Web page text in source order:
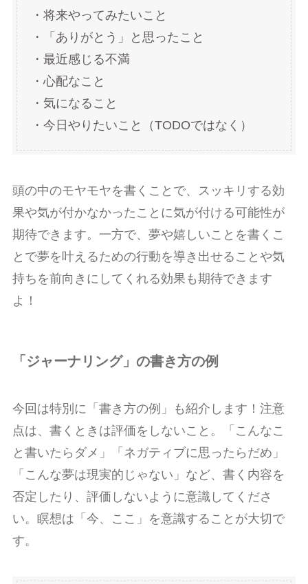
・将来やってみたいこと
・「ありがとう」と思ったこと
・最近感じる不満
・心配なこと
・気になること
・今日やりたいこと（TODOではなく）
頭の中のモヤモヤを書くことで、スッキリする効
果や気が付かなかったことに気が付ける可能性が
期待できます。一方で、夢や嬉しいことを書くこ
とで夢を叶えるための行動を導き出せることや気
持ちを前向きにしてくれる効果も期待できます
よ！
「ジャーナリング」の書き方の例
今回は特別に「書き方の例」も紹介します！注意
点は、書くときは評価をしないこと。「こんなこ
と書いたらダメ」「ネガティブに思ったらだめ」
「こんな夢は現実的じゃない」など、書く内容を
否定したり、評価しないように意識してくださ
い。瞑想は「今、ここ」を意識することが大切で
す。